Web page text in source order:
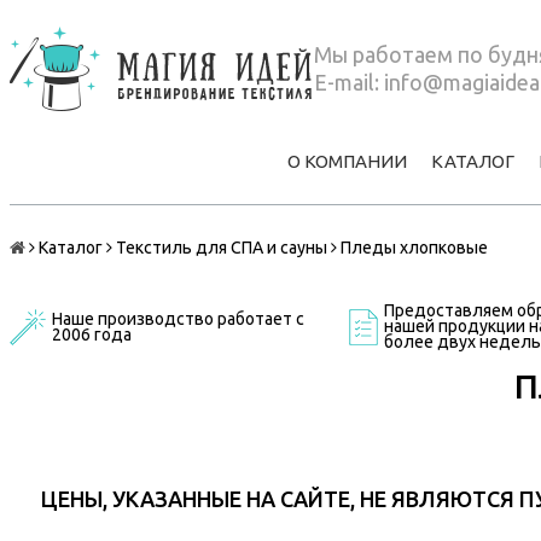
Мы работаем по
E-mail:
О КОМПАНИИ КАТАЛОГ
Каталог Текстиль для СПА и сауны Пледы хлопковые
Наше производство работает с
2006 года
Предоставляем
нашей продукции
более двух недель
ЦЕНЫ, УКАЗАННЫЕ НА САЙТЕ, НЕ